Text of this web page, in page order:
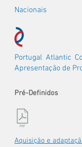
Nacionais
Portugal Atlantic
Apresentação de
Pré-Definidos
Aquisição e